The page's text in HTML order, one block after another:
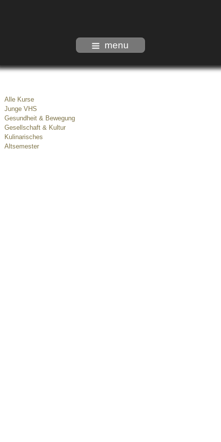
menu
Alle Kurse
Junge VHS
Gesundheit & Bewegung
Gesellschaft & Kultur
Kulinarisches
Altsemester